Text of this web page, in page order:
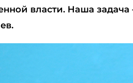
власти. Наша